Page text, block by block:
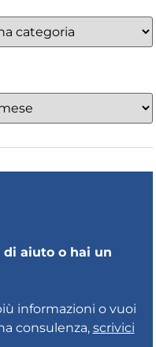
di aiuto o hai un
informazioni o vuoi
consulenza, scrivici